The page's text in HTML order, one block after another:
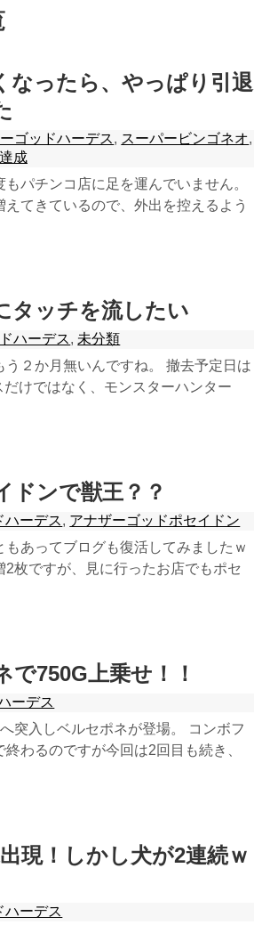
なったら、やっぱり引退
ゴッドハーデス, スーパービンゴネオ,
成
パチンコ店に足を運んでいません。
てきているので、外出を控えるよう
タッチを流したい
ハーデス,未分類
２か月無いんですね。 撤去予定日は
けではなく、モンスターハンター
ドンで獣王？？
ハーデス, アナザーゴッドポセイドン
あってブログも復活してみましたｗ
枚ですが、見に行ったお店でもポセ
750G上乗せ！！
ーデス
突入しベルセポネが登場。 コンボフ
わるのですが今回は2回目も続き、
現！しかし犬が2連続ｗ
ハーデス